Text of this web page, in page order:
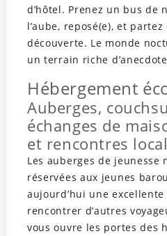
d’hôtel. Prenez un bus de
l’aube, reposé(e), et
découverte. Le monde
un terrain riche
Hébergement
Auberges,
échanges de
et rencontres
Les auberges de
réservées aux jeunes
aujourd’hui une
rencontrer d’autres
vous ouvre les portes des